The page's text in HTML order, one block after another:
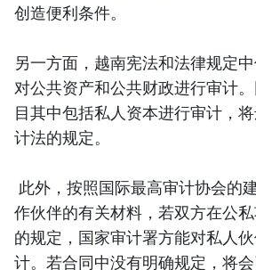
创造便利条件。
另一方面，越南宪法和法律规定
对公共资产和公共财政进行审计
目其中包括私人资本进行审计，
计法的规定。
此外，按照国际最高审计协会的
作伙伴的有关材料，若双方在公
的规定，国家审计署方能对私人
计。若合同中没有明确规定，将